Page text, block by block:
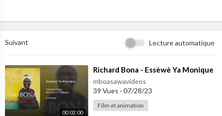
Suivant Lecture automatique
00:02:00
⁣Richard Bona - Essèwè Ya Monique
mboasawavideos
39 Vues · 07/28/23
Film et animation